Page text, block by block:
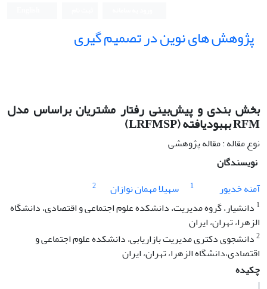
پژوهش های نوین در تصمیم گیری
بخش بندی و پیش‌بینی رفتار مشتریان براساس مدل
RFM بهبودیافته (LRFMSP)
نوع مقاله : مقاله پژوهشی
نویسندگان
آمنه خدیور
1 سهیلا مهمان نوازان
2
1 دانشیار، گروه مدیریت، دانشکده علوم اجتماعی و اقتصادی، دانشگاه
الزهرا، تهران، ایران
2دانشجوی دکتری مدیریت بازاریابی، دانشکده علوم اجتماعی و
اقتصادی،دانشگاه الزهرا، تهران، ایران
چکیده